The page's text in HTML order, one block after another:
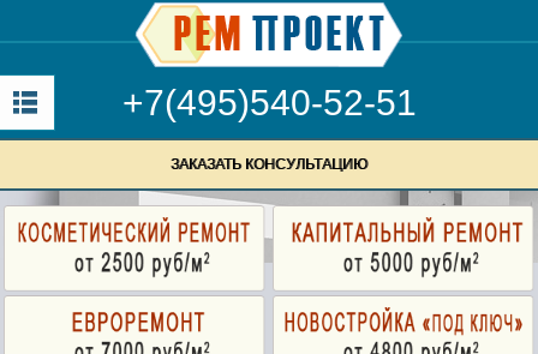
+7(495)540-52-51
ЗАКАЗАТЬ КОНСУЛЬТАЦИЮ